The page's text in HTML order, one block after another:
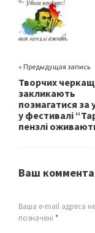
o
k
« Предыдущая запись
Творчих
закликають
позмагатися за
у фестивалі
пензлі
Ваш
Ваша e-mail адреса
позначені *